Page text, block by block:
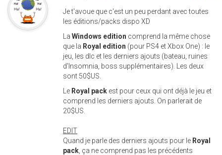
Je t'avoue que c'est un peu perdant avec toutes
les éditions/packs dispo XD
La Windows edition comprend la même chose
que la Royal edition (pour PS4 et Xbox One) : le
jeu, les dlc et les derniers ajouts (bateau, ruines
d'Insomnia, boss supplémentaires). Les deux
sont 50$US.
Le Royal pack est pour ceux qui ont déjà le jeu et
comprend les derniers ajouts. On parlerait de
20$US.
EDIT
Quand je parle des derniers ajouts pour le Royal
pack , ça ne comprend pas les précédents